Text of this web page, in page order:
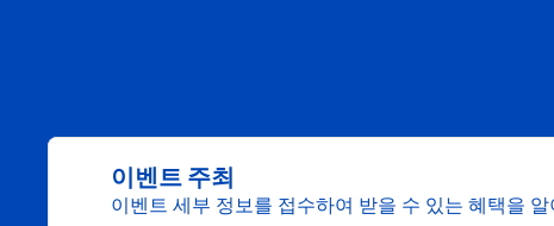
이벤트 주최
이벤트 세부 정보를 접수하여 받을 수 있는 혜택을